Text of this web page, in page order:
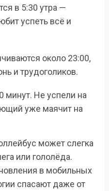
в 5:30 утра —
успеть всё и
около 23:00,
и трудоголиков.
минут. Не успели на
уже маячит на
может слегка
или гололёда.
в мобильных
спасают даже от